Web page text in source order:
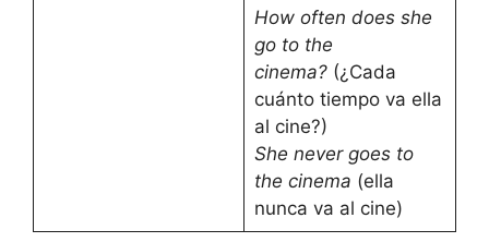
How often does she
go to the
cinema?(¿Cada
cuánto tiempo va ella
al cine?)
She never goes to
the cinema (ella
nunca va al cine)